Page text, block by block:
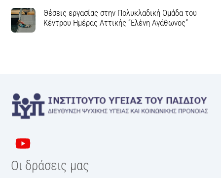
Θέσεις εργασίας στην Πολυκλαδική Ομάδα του
Κέντρου Ημέρας Αττικής “Ελένη Αγάθωνος”
Οι δράσεις μας